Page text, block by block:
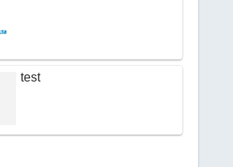
test